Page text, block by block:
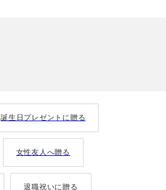
誕生日プレゼントに贈る
女性友人へ贈る
退職祝いに贈る